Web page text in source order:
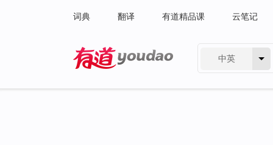
词典 翻译 有道精品课 云笔记
中英